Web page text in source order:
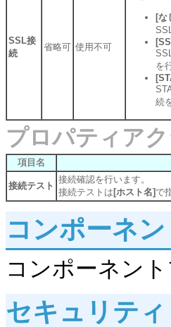
SSL接
続
省略可 使用不可
[な
を
続
プロパティア
項目名
接続テスト
接続確認を行います。
接続テストは [ホスト名] で
コンポーネ
コンポーネン
セキュリティ